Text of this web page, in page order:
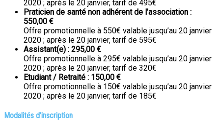
2020 ; après le 20 janvier, tarif de 495€
Praticien de santé non adhérent de l’association :
550,00 €
Offre promotionnelle à 550€ valable jusqu’au 20 janvier
2020 ; après le 20 janvier, tarif de 595€
Assistant(e) : 295,00 €
Offre promotionnelle à 295€ valable jusqu’au 20 janvier
2020 ; après le 20 janvier, tarif de 320€
Etudiant / Retraité : 150,00 €
Offre promotionnelle à 150€ valable jusqu’au 20 janvier
2020 ; après le 20 janvier, tarif de 185€
Modalités d’inscription